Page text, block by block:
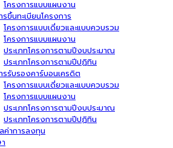
โครงการแบบแผนงาน
ขึ้นทะเบียนโครงการ
โครงการแบบเดี่ยวและแบบควบรวม
โครงการแบบแผนงาน
ประเภทโครงการตามปีงบประมาณ
ประเภทโครงการตามปีปฏิทิน
รับรองคาร์บอนเครดิต
โครงการแบบเดี่ยวและแบบควบรวม
โครงการแบบแผนงาน
ประเภทโครงการตามปีงบประมาณ
ประเภทโครงการตามปีปฏิทิน
ค่าการลงทุน